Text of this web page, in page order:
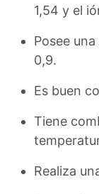
1,54 y el
Posee
0,9.
Es buen
Tiene
Realiza